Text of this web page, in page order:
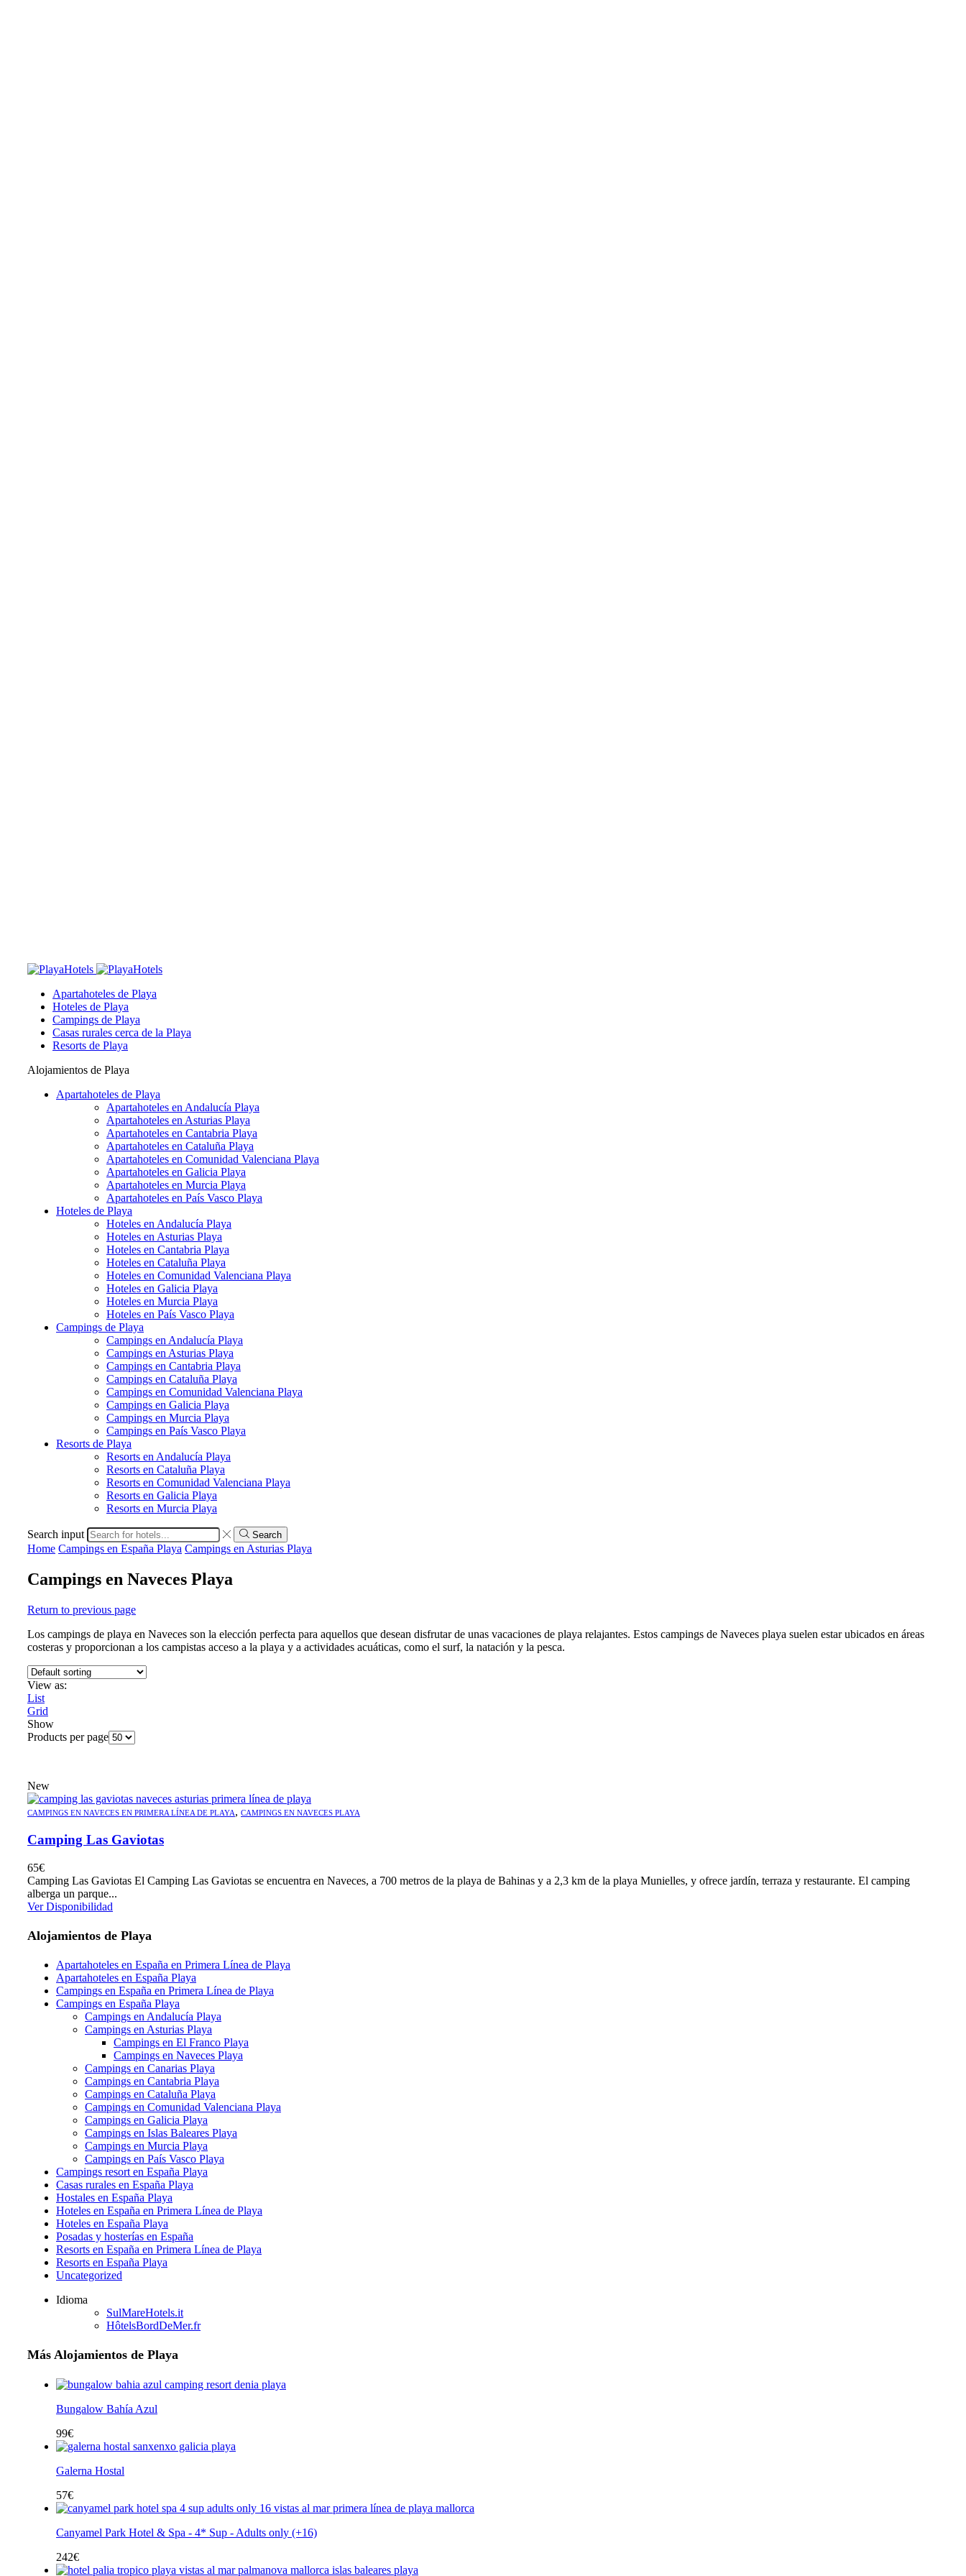
Apartahoteles de Playa
Hoteles de Playa
Campings de Playa
Casas rurales cerca de la Playa
Resorts de Playa
Alojamientos de Playa
Apartahoteles de Playa
Apartahoteles en Andalucía Playa
Apartahoteles en Asturias Playa
Apartahoteles en Cantabria Playa
Apartahoteles en Cataluña Playa
Apartahoteles en Comunidad Valenciana Playa
Apartahoteles en Galicia Playa
Apartahoteles en Murcia Playa
Apartahoteles en País Vasco Playa
Hoteles de Playa
Hoteles en Andalucía Playa
Hoteles en Asturias Playa
Hoteles en Cantabria Playa
Hoteles en Cataluña Playa
Hoteles en Comunidad Valenciana Playa
Hoteles en Galicia Playa
Hoteles en Murcia Playa
Hoteles en País Vasco Playa
Campings de Playa
Campings en Andalucía Playa
Campings en Asturias Playa
Campings en Cantabria Playa
Campings en Cataluña Playa
Campings en Comunidad Valenciana Playa
Campings en Galicia Playa
Campings en Murcia Playa
Campings en País Vasco Playa
Resorts de Playa
Resorts en Andalucía Playa
Resorts en Cataluña Playa
Resorts en Comunidad Valenciana Playa
Resorts en Galicia Playa
Resorts en Murcia Playa
Search input Search
Home Campings en España Playa Campings en Asturias Playa
Campings en Naveces Playa
Return to previous page
Los campings de playa en Naveces son la elección perfecta para aquellos que desean disfrutar de unas vacaciones de playa relajantes. Estos campings de Naveces playa suelen estar ubicados en áreas
costeras y proporcionan a los campistas acceso a la playa y a actividades acuáticas, como el surf, la natación y la pesca.
View as:
List
Grid
Show
Products per page
New
CAMPINGS EN NAVECES EN PRIMERA LÍNEA DE PLAYA, CAMPINGS EN NAVECES PLAYA
Camping Las Gaviotas
65€
Camping Las Gaviotas El Camping Las Gaviotas se encuentra en Naveces, a 700 metros de la playa de Bahinas y a 2,3 km de la playa Munielles, y ofrece jardín, terraza y restaurante. El camping
alberga un parque...
Ver Disponibilidad
Alojamientos de Playa
Apartahoteles en España en Primera Línea de Playa
Apartahoteles en España Playa
Campings en España en Primera Línea de Playa
Campings en España Playa
Campings en Andalucía Playa
Campings en Asturias Playa
Campings en El Franco Playa
Campings en Naveces Playa
Campings en Canarias Playa
Campings en Cantabria Playa
Campings en Cataluña Playa
Campings en Comunidad Valenciana Playa
Campings en Galicia Playa
Campings en Islas Baleares Playa
Campings en Murcia Playa
Campings en País Vasco Playa
Campings resort en España Playa
Casas rurales en España Playa
Hostales en España Playa
Hoteles en España en Primera Línea de Playa
Hoteles en España Playa
Posadas y hosterías en España
Resorts en España en Primera Línea de Playa
Resorts en España Playa
Uncategorized
Idioma
SulMareHotels.it
HôtelsBordDeMer.fr
Más Alojamientos de Playa
Bungalow Bahía Azul
99€
Galerna Hostal
57€
Canyamel Park Hotel & Spa - 4* Sup - Adults only (+16)
242€